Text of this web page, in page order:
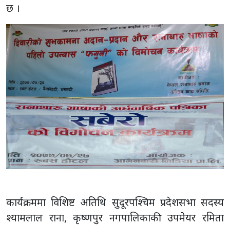
छ ।
कार्यक्रममा विशिष्ट अतिथि सुदूरपश्चिम प्रदेशसभा सदस्य
श्यामलाल राना, कृष्णपुर नगपालिकाकी उपमेयर रमिता